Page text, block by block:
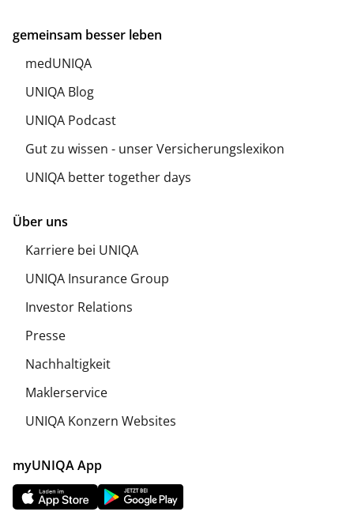
gemeinsam besser leben
medUNIQA
UNIQA Blog
UNIQA Podcast
Gut zu wissen - unser Versicherungslexikon
UNIQA better together days
Über uns
Karriere bei UNIQA
UNIQA Insurance Group
Investor Relations
Presse
Nachhaltigkeit
Maklerservice
UNIQA Konzern Websites
myUNIQA App